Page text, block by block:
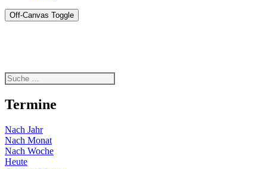
Off-Canvas Toggle
Termine
Nach Jahr
Nach Monat
Nach Woche
Heute